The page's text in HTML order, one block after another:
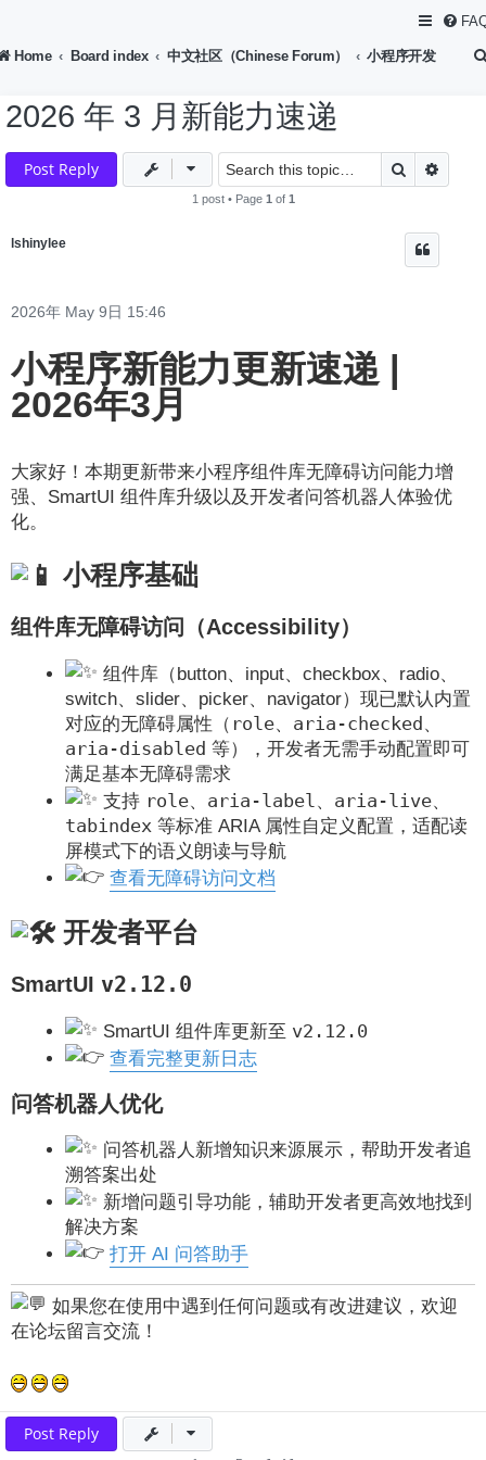
Home Board index 中文社区（Chinese Forum） 小程序开发
2026 年 3 月新能力速递
Post Reply Search
1 post • Page 1 of 1
lshinylee
2026年 May 9日 15:46
小程序新能力更新速递 |
2026年3月
大家好！本期更新带来小程序组件库无障碍访问能力增
强、SmartUI 组件库升级以及开发者问答机器人体验优
化。
小程序基础
组件库无障碍访问（Accessibility）
组件库（button、input、checkbox、radio、
switch、slider、picker、navigator）现已默认内置
对应的无障碍属性（ role、 aria-checked、
aria-disabled 等），开发者无需手动配置即可
满足基本无障碍需求
支持 role、 aria-label 、 aria-live、
tabindex 等标准 ARIA 属性自定义配置，适配读
屏模式下的语义朗读与导航
查看无障碍访问文档
开发者平台
SmartUI v2.12.0
SmartUI 组件库更新至 v2.12.0
查看完整更新日志
问答机器人优化
问答机器人新增知识来源展示，帮助开发者追
溯答案出处
新增问题引导功能，辅助开发者更高效地找到
解决方案
打开 AI 问答助手
如果您在使用中遇到任何问题或有改进建议，欢迎
在论坛留言交流！
Post Reply